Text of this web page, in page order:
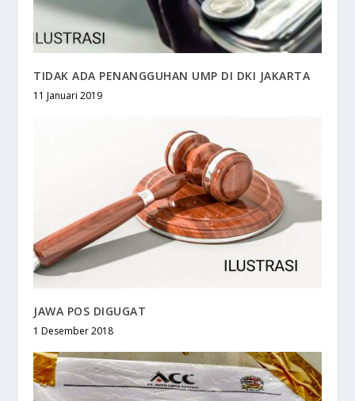
TIDAK ADA PENANGGUHAN UMP DI DKI JAKARTA
11 Januari 2019
JAWA POS DIGUGAT
1 Desember 2018